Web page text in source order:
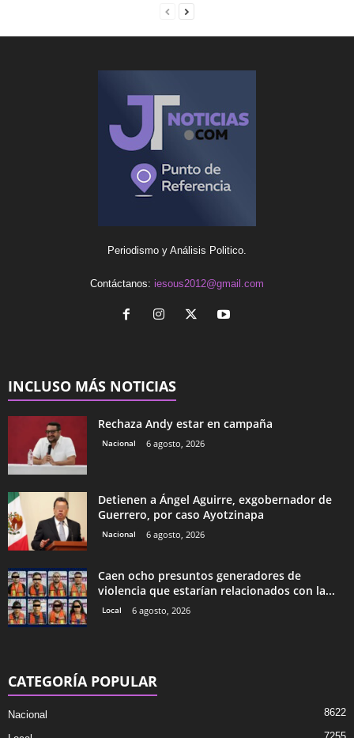
Periodismo y Análisis Politico.
Contáctanos: iesous2012@gmail.com
INCLUSO MÁS NOTICIAS
Rechaza Andy estar en campaña
Nacional 6 agosto, 2026
Detienen a Ángel Aguirre, exgobernador de
Guerrero, por caso Ayotzinapa
Nacional 6 agosto, 2026
Caen ocho presuntos generadores de
violencia que estarían relacionados con la...
Local 6 agosto, 2026
CATEGORÍA POPULAR
Nacional 8622